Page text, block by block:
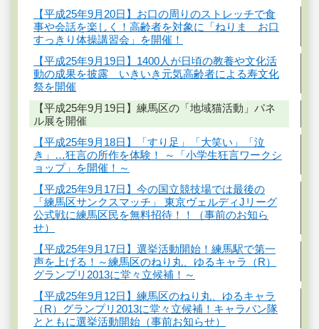
【平成25年9月20日】お口の周りのストレッチで食
事や会話を楽しく！高齢者を対象に「ねりま お口
すっきり体操講習会」を開催！
【平成25年9月19日】1400人が日頃の教養や文化活
動の成果を披露 いきいき元気高齢者による寿文化
祭を開催
【平成25年9月19日】練馬区の「地域猫活動」パネ
ル展を開催
【平成25年9月18日】「すり足」「大笑い」「泣
き」…狂言の所作を体験！ ～「小学生狂言ワークシ
ョップ」を開催！～
【平成25年9月17日】今の国立競技場では最後の
「練馬区サンクスマッチ」 東京ヴェルディJリーグ
公式戦に練馬区民を無料招待！！（事前のお知ら
せ）
【平成25年9月17日】選挙活動開始！練馬駅で第一
声を上げる！～練馬区のねり丸、ゆるキャラ（R）
グランプリ2013に堂々立候補！～
【平成25年9月12日】練馬区のねり丸、ゆるキャラ
（R）グランプリ2013に堂々立候補！キャラバン隊
とともに選挙活動開始（事前お知らせ）